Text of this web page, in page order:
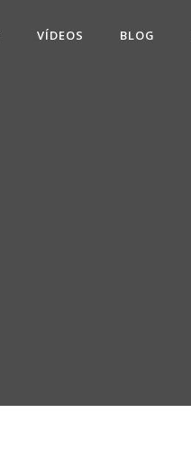
VÍDEOS BLOG